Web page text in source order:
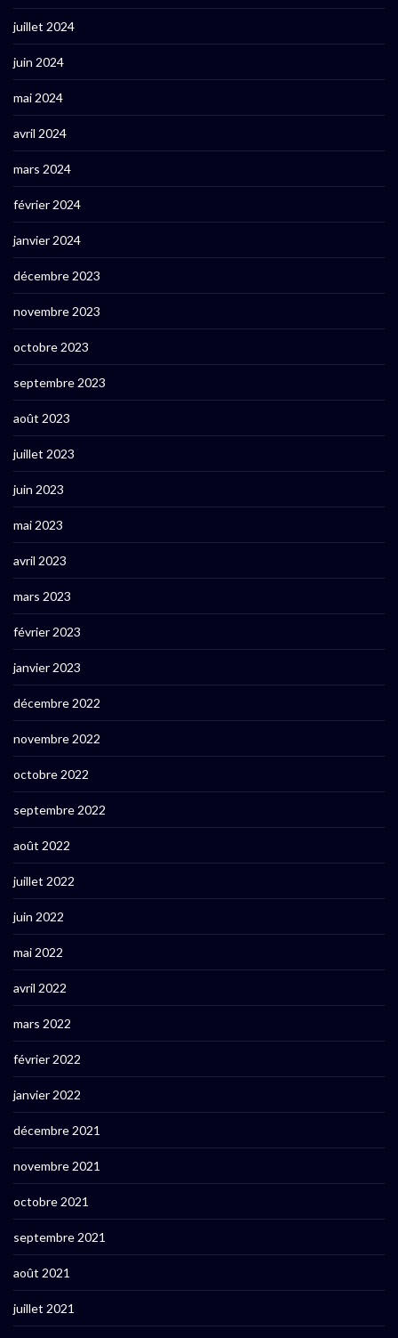
juillet 2024
juin 2024
mai 2024
avril 2024
mars 2024
février 2024
janvier 2024
décembre 2023
novembre 2023
octobre 2023
septembre 2023
août 2023
juillet 2023
juin 2023
mai 2023
avril 2023
mars 2023
février 2023
janvier 2023
décembre 2022
novembre 2022
octobre 2022
septembre 2022
août 2022
juillet 2022
juin 2022
mai 2022
avril 2022
mars 2022
février 2022
janvier 2022
décembre 2021
novembre 2021
octobre 2021
septembre 2021
août 2021
juillet 2021